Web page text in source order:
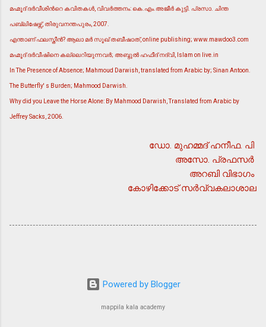
മഹ്മൂദ് ദര്‍വീശിന്‍റെ കവിതകള്‍, വിവര്‍ത്തനം: കെ.എം.അജീര്‍ കുട്ടി. പ്രസാ. ചിന്ത
പബ്ലിഷേഴ്സ്, തിരുവനന്തപുരം, 2007.
എന്താണ് ഫലസ്തീന്‍? ആലാ മര്‍ സൂഖ് തബീഷാത്, online publishing; www.mawdoo3.com
മഹ്മൂദ് ദര്‍വീഷിനെ കല്ലെറിയുന്നവര്‍; അബ്ദുല്‍ ഹഫീദ് നദ്വി, Islam on live.in
In The Presence of Absence; Mahmoud Darwish, translated from Arabic by; Sinan Antoon.
The Butterfly' s Burden; Mahmood Darwish.
Why did you Leave the Horse Alone: By Mahmood Darwish, Translated from Arabic by
Jeffrey Sacks, 2006.
ഡോ. മുഹമ്മദ് ഹനീഫ. പി
അസോ. പ്രഫസര്‍
അറബി വിഭാഗം
കോഴിക്കോട് സര്‍വ്വകലാശാല
Powered by Blogger
mappila kala academy